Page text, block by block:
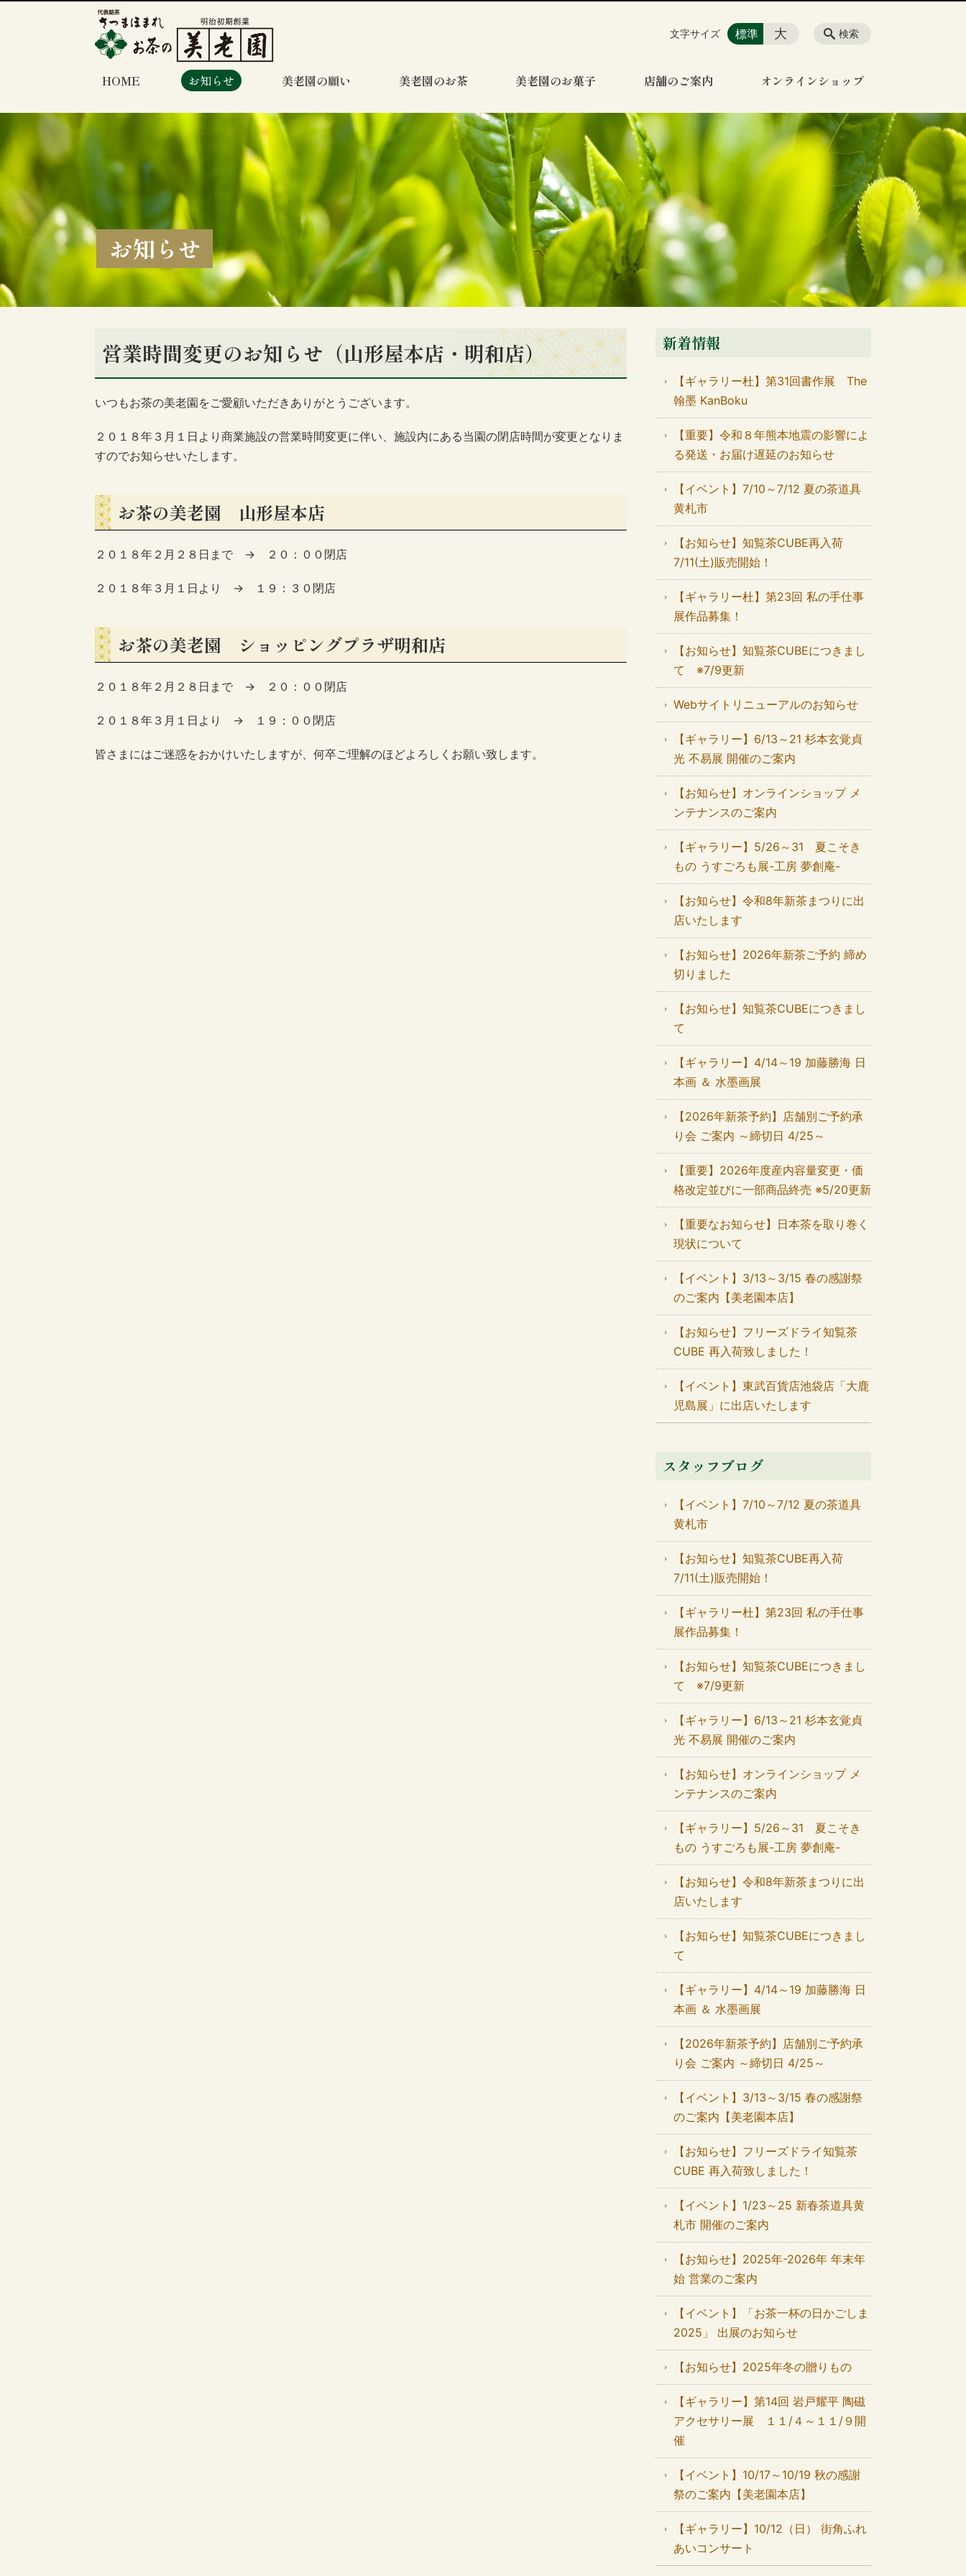
HOME お知らせ 美老園の願い 美老園のお茶 美老園のお菓子 店舗のご案内 オンラインショップ
検索
文字サイズ 標準 大
お知らせ
営業時間変更のお知らせ（山形屋本店・明和店）
いつもお茶の美老園をご愛顧いただきありがとうございます。
２０１８年３月１日より商業施設の営業時間変更に伴い、施設内にある当園の閉店時間が変更となりま
すのでお知らせいたします。
お茶の美老園 山形屋本店
２０１８年２月２８日まで → ２０：００閉店
２０１８年３月１日より → １９：３０閉店
お茶の美老園 ショッピングプラザ明和店
２０１８年２月２８日まで → ２０：００閉店
２０１８年３月１日より → １９：００閉店
皆さまにはご迷惑をおかけいたしますが、何卒ご理解のほどよろしくお願い致します。
新着情報
【ギャラリー杜】第31回書作展 The
翰墨 KanBoku
【重要】令和８年熊本地震の影響によ
る発送・お届け遅延のお知らせ
【イベント】7/10～7/12 夏の茶道具
黄札市
【お知らせ】知覧茶CUBE再入荷
7/11(土)販売開始！
【ギャラリー杜】第23回 私の手仕事
展作品募集！
【お知らせ】知覧茶CUBEにつきまし
て ※7/9更新
Webサイトリニューアルのお知らせ
【ギャラリー】6/13～21 杉本玄覚貞
光 不易展 開催のご案内
【お知らせ】オンラインショップ メ
ンテナンスのご案内
【ギャラリー】5/26～31 夏こそき
もの うすごろも展-工房 夢創庵-
【お知らせ】令和8年新茶まつりに出
店いたします
【お知らせ】2026年新茶ご予約 締め
切りました
【お知らせ】知覧茶CUBEにつきまし
て
【ギャラリー】4/14～19 加藤勝海 日
本画 ＆ 水墨画展
【2026年新茶予約】店舗別ご予約承
り会 ご案内 ～締切日 4/25～
【重要】2026年度産内容量変更・価
格改定並びに一部商品終売 ※5/20更新
【重要なお知らせ】日本茶を取り巻く
現状について
【イベント】3/13～3/15 春の感謝祭
のご案内【美老園本店】
【お知らせ】フリーズドライ知覧茶
CUBE 再入荷致しました！
【イベント】東武百貨店池袋店「大鹿
児島展」に出店いたします
スタッフブログ
【イベント】7/10～7/12 夏の茶道具
黄札市
【お知らせ】知覧茶CUBE再入荷
7/11(土)販売開始！
【ギャラリー杜】第23回 私の手仕事
展作品募集！
【お知らせ】知覧茶CUBEにつきまし
て ※7/9更新
【ギャラリー】6/13～21 杉本玄覚貞
光 不易展 開催のご案内
【お知らせ】オンラインショップ メ
ンテナンスのご案内
【ギャラリー】5/26～31 夏こそき
もの うすごろも展-工房 夢創庵-
【お知らせ】令和8年新茶まつりに出
店いたします
【お知らせ】知覧茶CUBEにつきまし
て
【ギャラリー】4/14～19 加藤勝海 日
本画 ＆ 水墨画展
【2026年新茶予約】店舗別ご予約承
り会 ご案内 ～締切日 4/25～
【イベント】3/13～3/15 春の感謝祭
のご案内【美老園本店】
【お知らせ】フリーズドライ知覧茶
CUBE 再入荷致しました！
【イベント】1/23～25 新春茶道具黄
札市 開催のご案内
【お知らせ】2025年-2026年 年末年
始 営業のご案内
【イベント】「お茶一杯の日かごしま
2025」 出展のお知らせ
【お知らせ】2025年冬の贈りもの
【ギャラリー】第14回 岩戸耀平 陶磁
アクセサリー展 １１/４～１１/９開
催
【イベント】10/17～10/19 秋の感謝
祭のご案内【美老園本店】
【ギャラリー】10/12（日） 街角ふれ
あいコンサート